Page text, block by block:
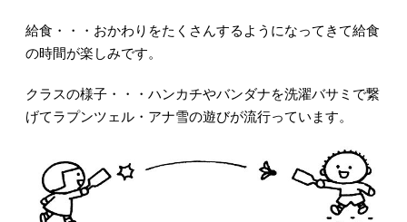
給食・・・おかわりをたくさんするようになってきて給食
の時間が楽しみです。
クラスの様子・・・ハンカチやバンダナを洗濯バサミで繋
げてラプンツェル・アナ雪の遊びが流行っています。